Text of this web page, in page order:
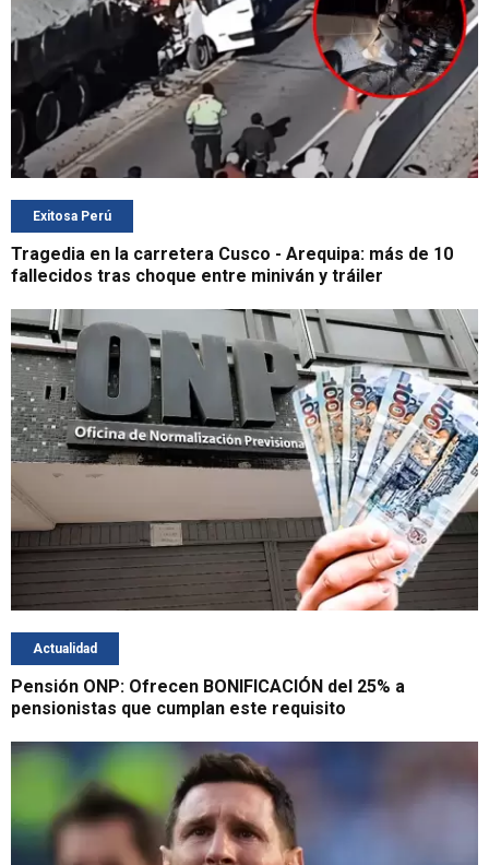
Exitosa Perú
Tragedia en la carretera Cusco - Arequipa: más de 10
fallecidos tras choque entre miniván y tráiler
Actualidad
Pensión ONP: Ofrecen BONIFICACIÓN del 25% a
pensionistas que cumplan este requisito